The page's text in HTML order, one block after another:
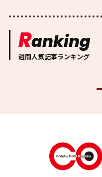
Ranking
週間人気記事ランキング